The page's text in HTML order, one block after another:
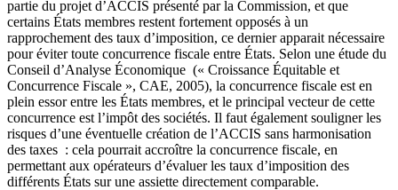
partie du projet d’ACCIS présenté par la Commission, et que
certains États membres restent fortement opposés à un
rapprochement des taux d’imposition, ce dernier apparait nécessaire
pour éviter toute concurrence fiscale entre États. Selon une étude du
Conseil d’Analyse Économique (« Croissance Équitable et
Concurrence Fiscale », CAE, 2005), la concurrence fiscale est en
plein essor entre les États membres, et le principal vecteur de cette
concurrence est l’impôt des sociétés. Il faut également souligner les
risques d’une éventuelle création de l’ACCIS sans harmonisation
des taxes : cela pourrait accroître la concurrence fiscale, en
permettant aux opérateurs d’évaluer les taux d’imposition des
différents États sur une assiette directement comparable.